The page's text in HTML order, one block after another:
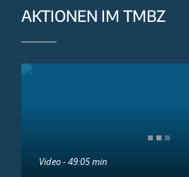
AKTIONEN IM TMBZ
Video - 49:05 min